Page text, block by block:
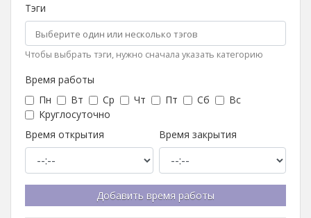
Тэги
Чтобы выбрать тэги, нужно сначала указать категорию
Время работы
Пн
Вт Ср Чт Пт Сб
Вс
Круглосуточно
Время открытия
Время закрытия
Добавить время работы